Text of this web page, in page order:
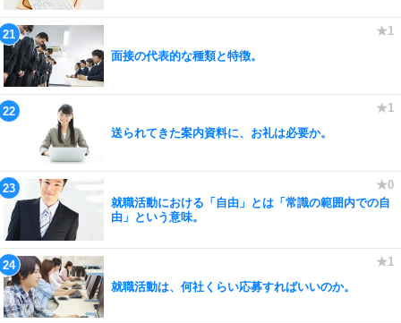
面接の代表的な種類と特徴。
送られてきた案内資料に、お礼は必要か。
就職活動における「自由」とは「常識の範囲内での自
由」という意味。
就職活動は、何社くらい応募すればいいのか。